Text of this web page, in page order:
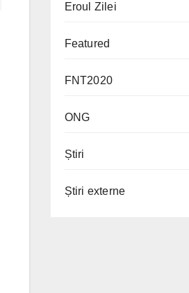
Eroul Zilei
Featured
FNT2020
ONG
Știri
Știri externe